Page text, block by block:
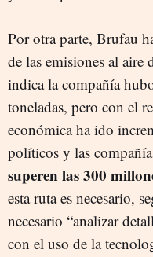
Por otra parte, Brufau
de las emisiones al aire
indica la compañía
toneladas, pero con el
económica ha ido
políticos y las
superen las 300
esta ruta es necesario,
necesario “analizar
con el uso de la